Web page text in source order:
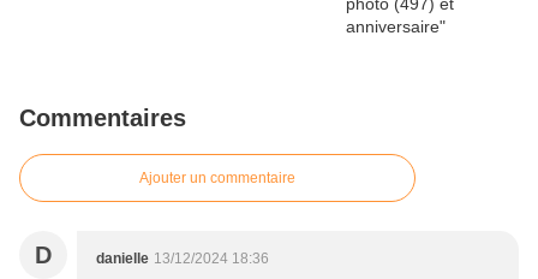
Commentaires
Ajouter un commentaire
D danielle 13/12/2024 18:36